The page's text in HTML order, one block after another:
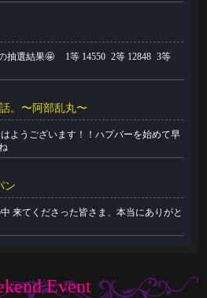
抽選結果🤩 1等 14550 2等 12848 3等
。〜阿部乱丸〜
ようございます！！ハプバーを始めて早
ン
来てくださった皆さま、本当にありがと
抽選結果🤩 1等 11822 2等 7274 3等
Event